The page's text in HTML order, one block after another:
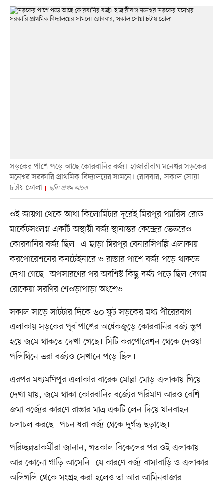
সড়কের পাশে পড়ে আছে কোরবানির বর্জ্য। হাজারীবাগ মনেশ্বর সড়কের
মনেশ্বর সরকারি প্রাথমিক বিদ্যালয়ের সামনে। রোববার, সকাল সোয়া
৮টায় তোলা
ছবি: প্রথম আলো
ওই জায়গা থেকে আধা কিলোমিটার দূরেই মিরপুর প্যারিস রোড
মার্কেটসংলগ্ন একটি অস্থায়ী বর্জ্য স্থানান্তর কেন্দ্রের ভেতরেও
কোরবানির বর্জ্য ছিল। এ ছাড়া মিরপুর বেনারসিপল্লি এলাকায়
করপোরেশনের কনটেইনারে ও রাস্তার পাশে বর্জ্য পড়ে থাকতে
দেখা গেছে। অপসারণের পর অবশিষ্ট কিছু বর্জ্য পড়ে ছিল বেগম
রোকেয়া সরণির শেওড়াপাড়া অংশেও।
সকাল সাড়ে সাটটার দিকে ৬০ ফুট সড়কের মধ্য পীরেরবাগ
এলাকায় সড়কের পূর্ব পাশের অর্ধেকজুড়ে কোরবানির বর্জ্য স্তূপ
হয়ে জমে থাকতে দেখা গেছে। সিটি করপোরেশন থেকে দেওয়া
পলিথিনে ভরা বর্জ্যও সেখানে পড়ে ছিল।
এরপর মধ্যমণিপুর এলাকার বারেক মোল্লা মোড় এলাকায় গিয়ে
দেখা যায়, জমে থাকা কোরবানির বর্জ্যের পরিমাণ আরও বেশি।
জমা বর্জ্যের কারণে রাস্তার মাত্র একটি লেন দিয়ে যানবাহন
চলাচল করছে। পচন ধরা বর্জ্য থেকে দুর্গন্ধ ছড়াচ্ছে।
পরিচ্ছন্নতাকর্মীরা জানান, গতকাল বিকেলের পর ওই এলাকায়
আর কোনো গাড়ি আসেনি। যে কারণে বর্জ্য বাসাবাড়ি ও এলাকার
অলিগলি থেকে সংগ্রহ করা হলেও তা আর আমিনবাজার